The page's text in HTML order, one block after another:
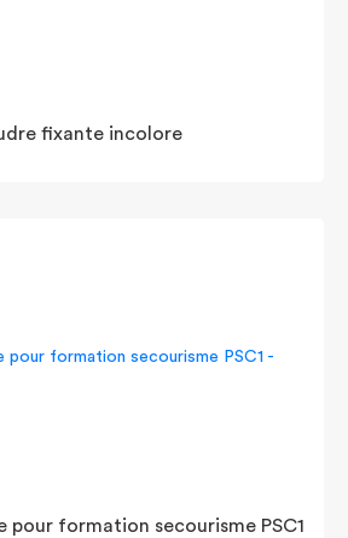
fixante incolore
pour formation secourisme PSC1